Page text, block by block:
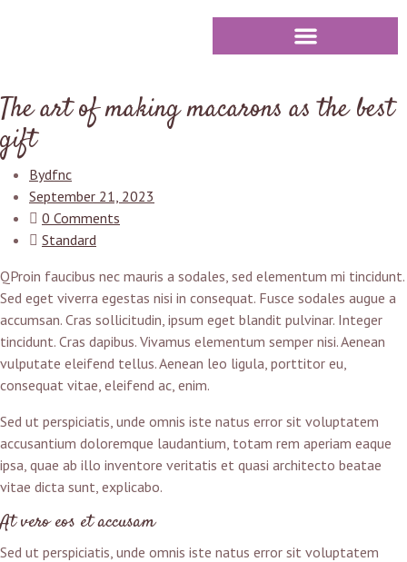
The art of making macarons as the best
gift
Bydfnc
September 21, 2023
0 Comments
Standard
QProin faucibus nec mauris a sodales, sed elementum mi tincidunt.
Sed eget viverra egestas nisi in consequat. Fusce sodales augue a
accumsan. Cras sollicitudin, ipsum eget blandit pulvinar. Integer
tincidunt. Cras dapibus. Vivamus elementum semper nisi. Aenean
vulputate eleifend tellus. Aenean leo ligula, porttitor eu,
consequat vitae, eleifend ac, enim.
Sed ut perspiciatis, unde omnis iste natus error sit voluptatem
accusantium doloremque laudantium, totam rem aperiam eaque
ipsa, quae ab illo inventore veritatis et quasi architecto beatae
vitae dicta sunt, explicabo.
At vero eos et accusam
Sed ut perspiciatis, unde omnis iste natus error sit voluptatem